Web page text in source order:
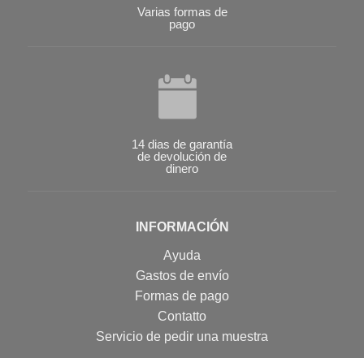
Varias formas de
pago
14 dias de garantía
de devolución de
dinero
INFORMACIÓN
Ayuda
Gastos de envío
Formas de pago
Contatto
Servicio de pedir una muestra